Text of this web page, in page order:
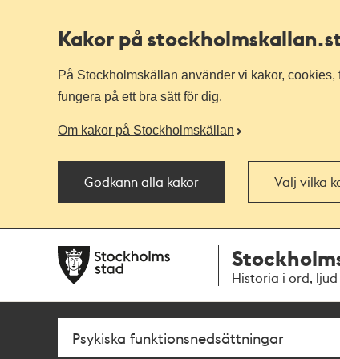
Kakor på stockholmskallan
På Stockholmskällan använder vi kakor,
fungera på ett bra sätt för dig.
Om kakor på Stockholmskällan
Godkänn alla kakor Välj vilka
navigationen
huvudinnehållet
Historia i ord,
Sök